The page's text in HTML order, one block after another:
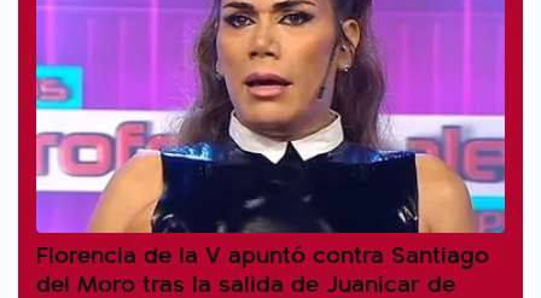
Florencia de la V apuntó contra Santiago
del Moro tras la salida de Juanicar de